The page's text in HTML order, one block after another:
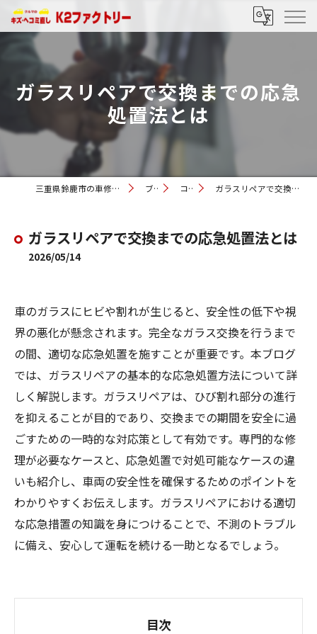
ガラスリペアで交換までの応急
処置法とは
三重県鈴鹿市の車修理ならK2ファクトリー ブログ コラム ガラスリペアで交換までの応急処置法とは
ガラスリペアで交換までの応急処置法とは
2026/05/14
車のガラスにヒビや割れが生じると、安全性の低下や視
界の悪化が懸念されます。完全なガラス交換を行うまで
の間、適切な応急処置を施すことが重要です。本ブログ
では、ガラスリペアの基本的な応急処置方法について詳
しく解説します。ガラスリペアは、ひび割れ部分の進行
を抑えることが目的であり、交換までの期間を安全に過
ごすための一時的な対応策として有効です。専門的な修
理が必要なケースと、応急処置で対処可能なケースの違
いも紹介し、車両の安全性を確保するためのポイントを
わかりやすくお伝えします。ガラスリペアにおける適切
な応急措置の知識を身につけることで、不測のトラブル
に備え、安心して運転を続ける一助となるでしょう。
目次